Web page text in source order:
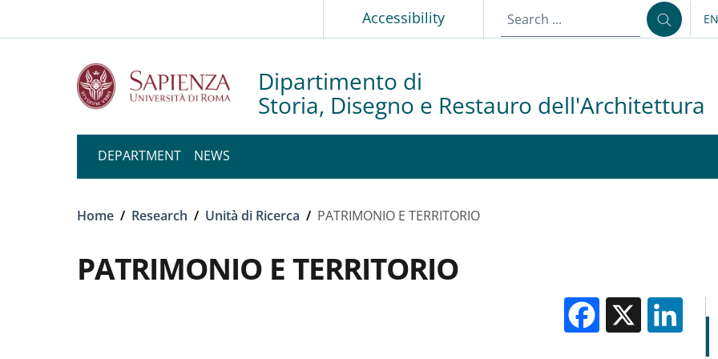
Slim topAccessibility EN
Dipartimento di
Storia, Disegno e Restauro dell'Architettura
DEPARTMENT NEWS
Breadcrumb
Home / Research / Unità di Ricerca / PATRIMONIO E TERRITORIO
PATRIMONIO E TERRITORIO
Facebook
X